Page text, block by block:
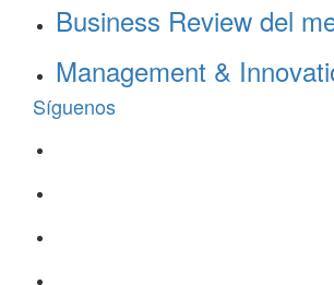
Business Review del
Management &
Síguenos